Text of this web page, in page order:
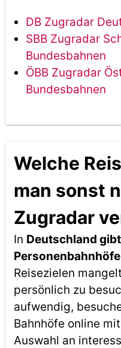
DB Zugradar
SBB Zugradar
Bundesbahnen
ÖBB Zugradar
Bundesbahnen
Welche
man sonst
Zugradar
In Deutschland
Personenbahnhöfe
Reisezielen
persönlich zu
aufwendig,
Bahnhöfe online
Auswahl an